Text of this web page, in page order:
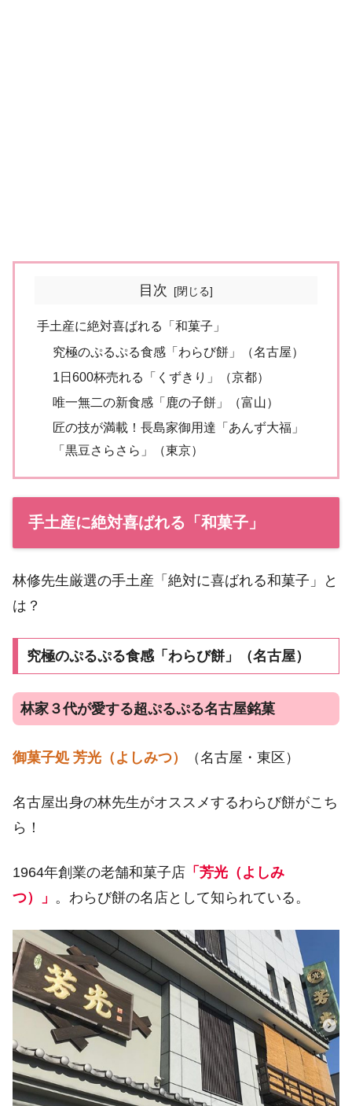
目次
手土産に絶対喜ばれる「和菓子」
究極のぷるぷる食感「わらび餅」（名古屋）
1日600杯売れる「くずきり」（京都）
唯一無二の新食感「鹿の子餅」（富山）
匠の技が満載！長島家御用達「あんず大福」
「黒豆さらさら」（東京）
手土産に絶対喜ばれる「和菓子」
林修先生厳選の手土産「絶対に喜ばれる和菓子」と
は？
究極のぷるぷる食感「わらび餅」（名古屋）
林家３代が愛する超ぷるぷる名古屋銘菓
御菓子処 芳光（よしみつ） （名古屋・東区）
名古屋出身の林先生がオススメするわらび餅がこち
ら！
1964年創業の老舗和菓子店 「芳光（よしみ
つ）」 。わらび餅の名店として知られている。